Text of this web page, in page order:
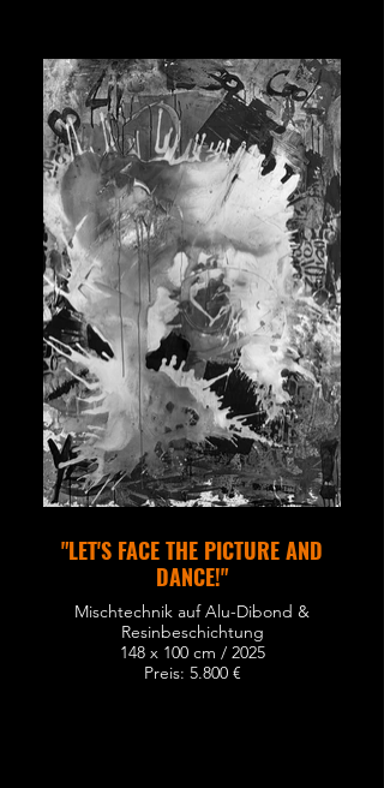
"LET'S FACE THE PICTURE AND
DANCE!"
Mischtechnik auf Alu-Dibond &
Resinbeschichtung
148 x 100 cm / 2025
Preis: 5.800 €